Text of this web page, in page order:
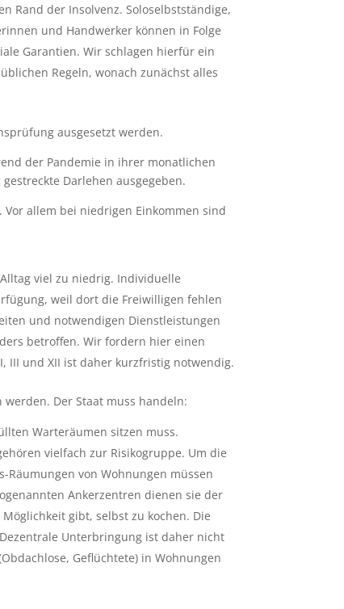
Rand der Insolvenz. Soloselbstständige,
und Handwerker können in Folge
Garantien. Wir schlagen hierfür ein
Regeln, wonach zunächst alles
ausgesetzt werden.
der Pandemie in ihrer monatlichen
Darlehen ausgegeben.
allem bei niedrigen Einkommen sind
viel zu niedrig. Individuelle
weil dort die Freiwilligen fehlen
und notwendigen Dienstleistungen
betroffen. Wir fordern hier einen
III und XII ist daher kurzfristig notwendig.
Der Staat muss handeln:
Warteräumen sitzen muss.
vielfach zur Risikogruppe. Um die
von Wohnungen müssen
Ankerzentren dienen sie der
gibt, selbst zu kochen. Die
Unterbringung ist daher nicht
Geflüchtete) in Wohnungen